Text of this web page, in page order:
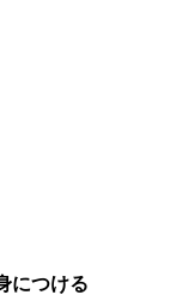
につける